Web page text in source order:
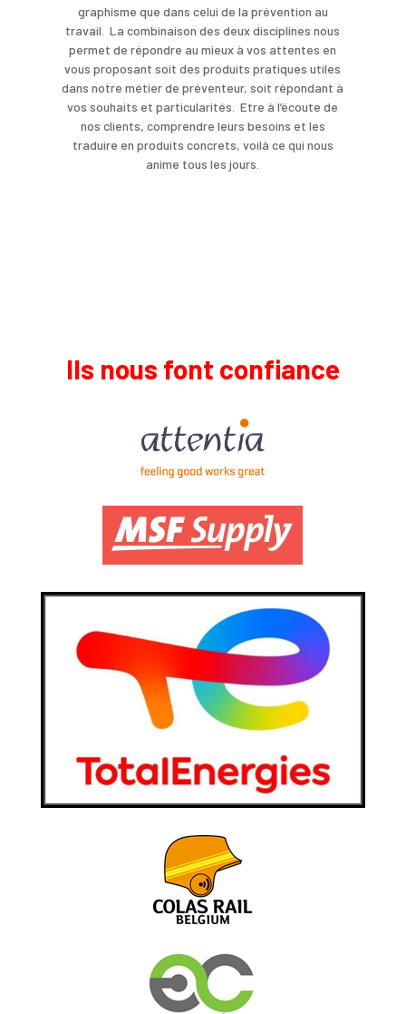
graphisme que dans celui de la prévention au
travail. La combinaison des deux disciplines nous
permet de répondre au mieux à vos attentes en
vous proposant soit des produits pratiques utiles
dans notre métier de préventeur, soit répondant à
vos souhaits et particularités. Etre à l’écoute de
nos clients, comprendre leurs besoins et les
traduire en produits concrets, voilà ce qui nous
anime tous les jours.
Ils nous font confiance